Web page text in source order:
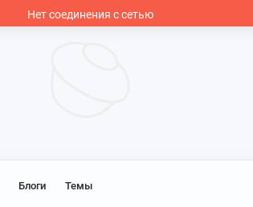
Блоги Темы
Нет соединения с сетью